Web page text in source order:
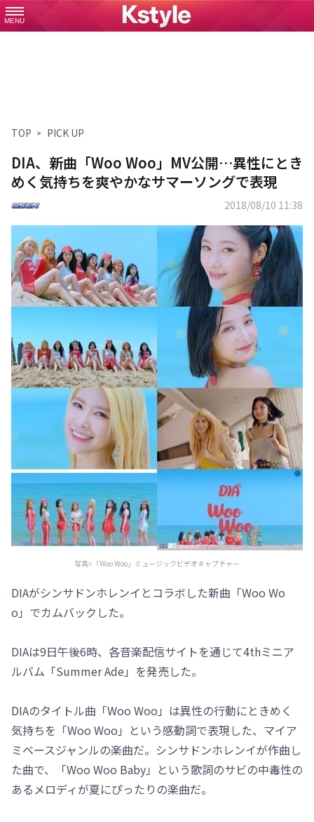
MENU
TOP PICK UP
DIA、新曲「Woo Woo」MV公開…異性にとき
めく気持ちを爽やかなサマーソングで表現
2018/08/10 11:38
写真=「Woo Woo」ミュージックビデオキャプチャー
DIAがシンサドンホレンイとコラボした新曲「Woo Wo
o」でカムバックした。
DIAは9日午後6時、各音楽配信サイトを通じて4thミニア
ルバム「Summer Ade」を発売した。
DIAのタイトル曲「Woo Woo」は異性の行動にときめく
気持ちを「Woo Woo」という感動詞で表現した、マイア
ミベースジャンルの楽曲だ。シンサドンホレンイが作曲し
た曲で、「Woo Woo Baby」という歌詞のサビの中毒性の
あるメロディが夏にぴったりの楽曲だ。